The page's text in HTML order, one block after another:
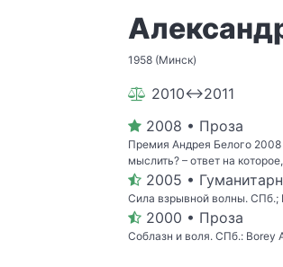
1958 (Минск)
2010↔2011
2008 • Проза
Премия Андрея Белого
мыслить? – ответ на
2005 •
Сила взрывной волны.
2000 • Проза
Соблазн и воля. СПб.: Borey